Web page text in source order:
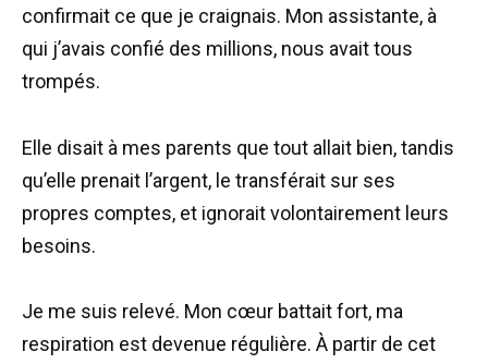
confirmait ce que je craignais. Mon assistante, à
qui j’avais confié des millions, nous avait tous
trompés.
Elle disait à mes parents que tout allait bien, tandis
qu’elle prenait l’argent, le transférait sur ses
propres comptes, et ignorait volontairement leurs
besoins.
Je me suis relevé. Mon cœur battait fort, ma
respiration est devenue régulière. À partir de cet